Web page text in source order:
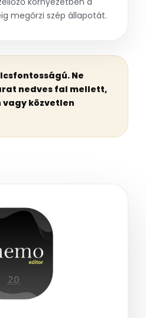
megőrzi szép állapotát.
Ne
nedves fal mellett,
közvetlen